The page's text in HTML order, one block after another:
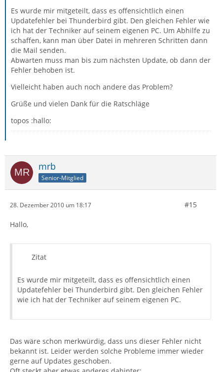
Es wurde mir mitgeteilt, dass es offensichtlich einen
Updatefehler bei Thunderbird gibt. Den gleichen Fehler wie
ich hat der Techniker auf seinem eigenen PC. Um Abhilfe zu
schaffen, kann man über Datei in mehreren Schritten dann
die Mail senden.
Abwarten muss man bis zum nächsten Update, ob dann der
Fehler behoben ist.
Vielleicht haben auch noch andere das Problem?
Grüße und vielen Dank für die Ratschläge
topos :hallo:
mrb
Senior-Mitglied
28. Dezember 2010 um 18:17 #15
Hallo,
Zitat
Es wurde mir mitgeteilt, dass es offensichtlich einen
Updatefehler bei Thunderbird gibt. Den gleichen Fehler
wie ich hat der Techniker auf seinem eigenen PC.
Das wäre schon merkwürdig, dass uns dieser Fehler nicht
bekannt ist. Leider werden solche Probleme immer wieder
gerne auf Updates geschoben.